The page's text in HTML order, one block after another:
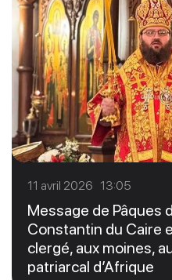
11 avril 2026 13:05
Message de Pâques
Constantin du Caire
clergé, aux moines,
patriarcal d’Afrique